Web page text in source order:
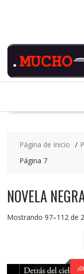
Página de Inicio
Página 7
NOVELA
Mostrando 97–112 de